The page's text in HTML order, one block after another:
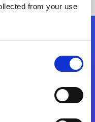
from your use